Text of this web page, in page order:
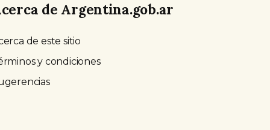
de Argentina.gob.ar
de este sitio
y condiciones